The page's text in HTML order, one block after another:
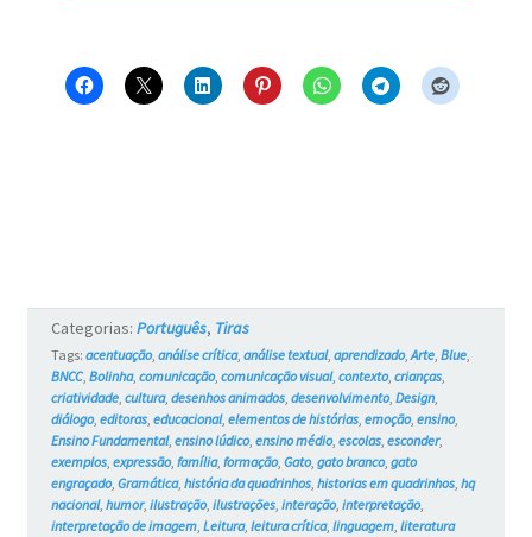
–
#743
Categorias: Português, Tiras
Tags: acentuação, análise crítica, análise textual, aprendizado,Arte, Blue,
BNCC, Bolinha, comunicação, comunicação visual, contexto, crianças,
criatividade, cultura, desenhos animados, desenvolvimento, Design,
diálogo, editoras, educacional, elementos de histórias, emoção, ensino,
Ensino Fundamental, ensino lúdico, ensino médio, escolas, esconder,
exemplos, expressão, família, formação, Gato, gato branco, gato
engraçado, Gramática, história da quadrinhos, historias em quadrinhos, hq
nacional, humor, ilustração, ilustrações, interação, interpretação,
interpretação de imagem, Leitura, leitura crítica, linguagem, literatura